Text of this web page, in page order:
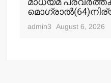
admin3 August 6, 2026